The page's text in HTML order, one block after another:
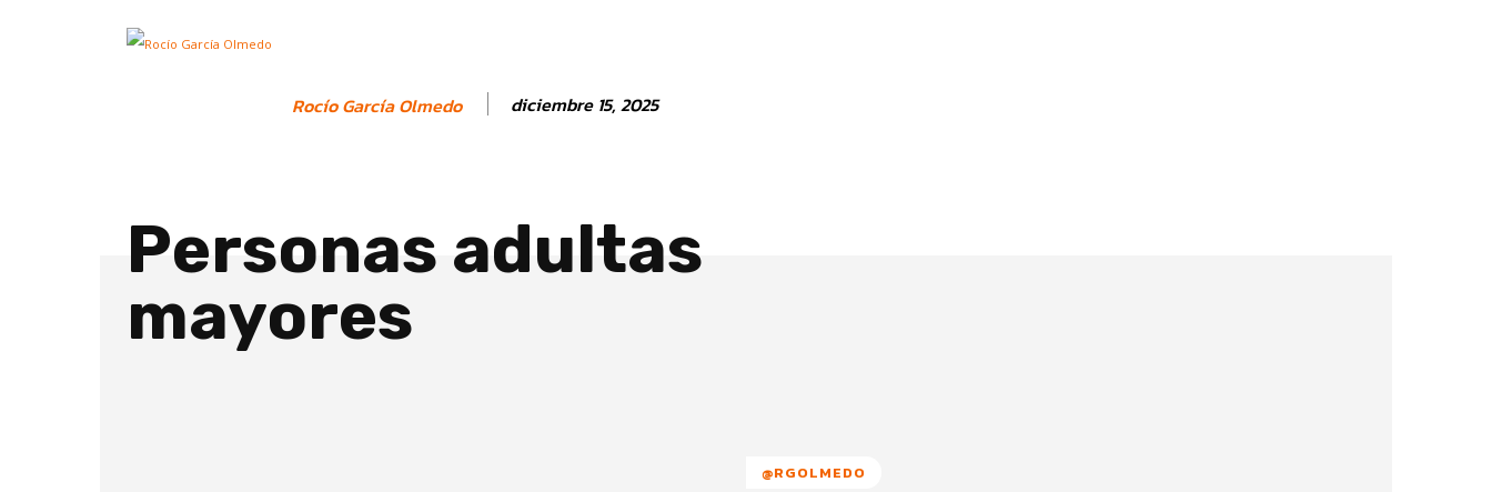
Rocío García Olmedo diciembre 15, 2025
Personas adultas
mayores
@RGOLMEDO